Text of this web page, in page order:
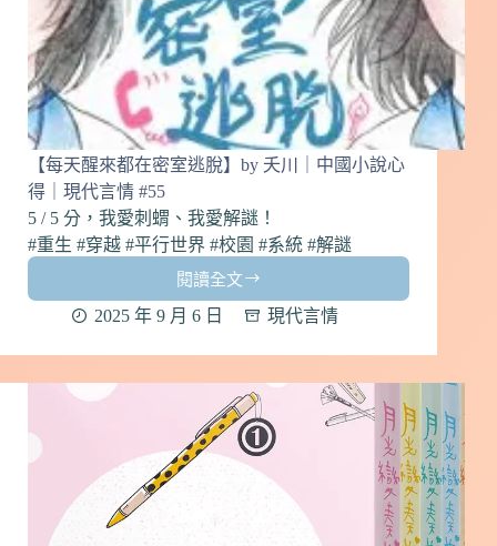
｜
代
言
情
#56
【每天醒來都在密室逃脫】by 夭川｜中國小說心
得｜現代言情 #55
5 / 5 分，我愛刺蝟、我愛解謎！
#重生 #穿越 #平行世界 #校園 #系統 #解謎
閱讀全文
【每
天
來
都
在
密
室
2025 年 9 月 6 日 現代言情